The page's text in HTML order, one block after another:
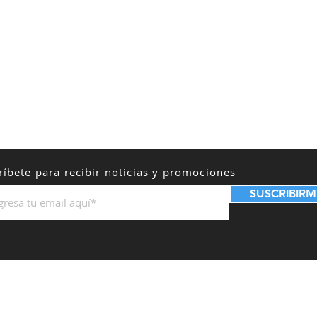
para recibir noticias y promociones